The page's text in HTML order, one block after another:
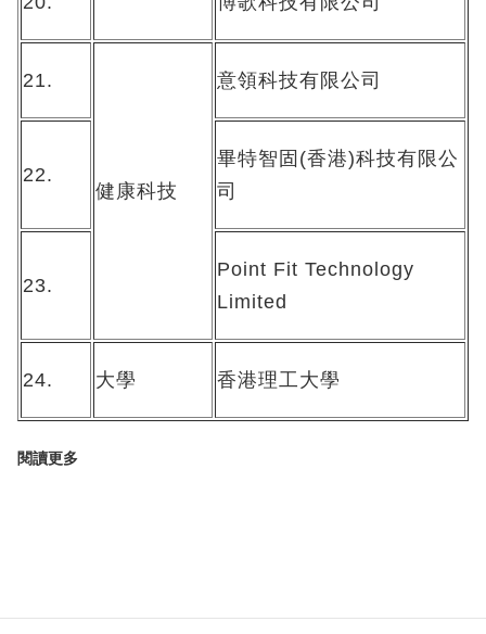
21.
健康科技
意領科技有限公司
22.
畢特智固(香港)科技有限公
司
23.
Point Fit Technology
Limited
24. 大學 香港理工大學
閱讀更多